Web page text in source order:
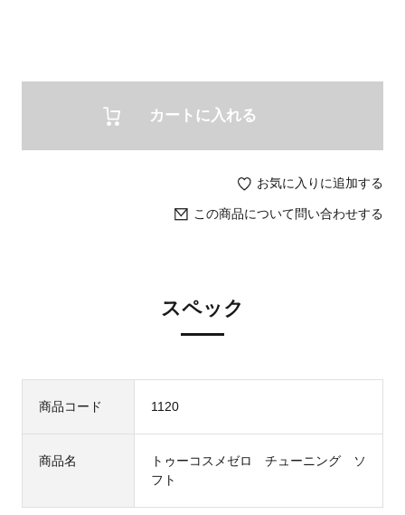
カートに入れる
お気に入りに追加する
この商品について問い合わせする
スペック
商品コード 1120
商品名
トゥーコスメゼロ チューニング ソ
フト